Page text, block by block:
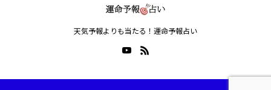
天気予報よりも当たる！運命予報占い